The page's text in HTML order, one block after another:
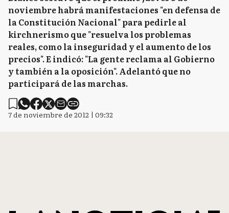
noviembre habrá manifestaciones "en defensa de
la Constitución Nacional" para pedirle al
kirchnerismo que "resuelva los problemas
reales, como la inseguridad y el aumento de los
precios". E indicó: "La gente reclama al Gobierno
y también a la oposición". Adelantó que no
participará de las marchas.
7 de noviembre de 2012 | 09:32